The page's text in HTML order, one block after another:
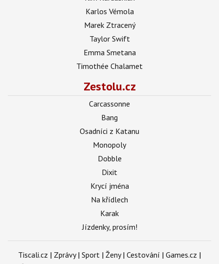
Karlos Vémola
Marek Ztracený
Taylor Swift
Emma Smetana
Timothée Chalamet
Zestolu.cz
Carcassonne
Bang
Osadníci z Katanu
Monopoly
Dobble
Dixit
Krycí jména
Na křídlech
Karak
Jízdenky, prosím!
Tiscali.cz | Zprávy| Sport | Ženy| Cestování | Games.cz |